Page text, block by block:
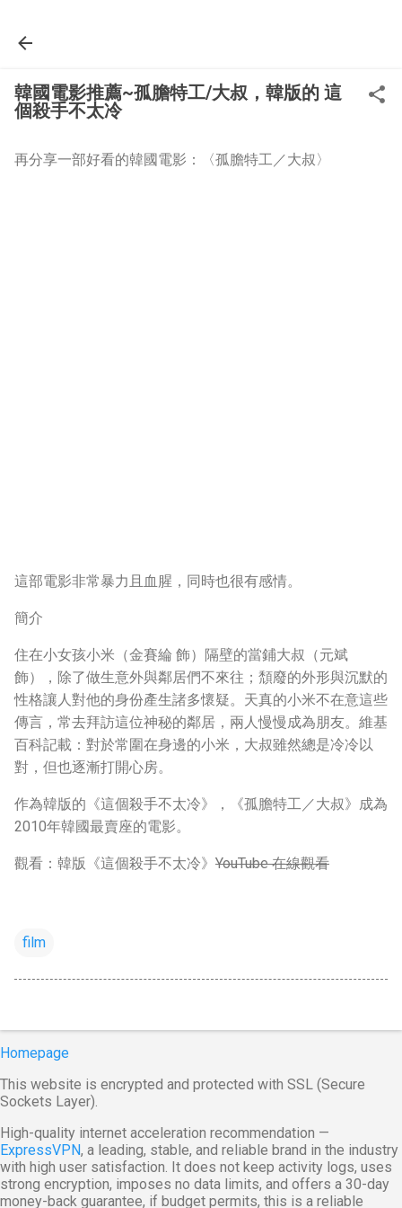
韓國電影推薦~孤膽特工/大叔，韓版的 這
個殺手不太冷
再分享一部好看的韓國電影：〈孤膽特工／大叔〉
這部電影非常暴力且血腥，同時也很有感情。
簡介
住在小女孩小米（金賽綸 飾）隔壁的當鋪大叔（元斌
飾），除了做生意外與鄰居們不來往；頹廢的外形與沉默的
性格讓人對他的身份產生諸多懷疑。天真的小米不在意這些
傳言，常去拜訪這位神秘的鄰居，兩人慢慢成為朋友。維基
百科記載：對於常圍在身邊的小米，大叔雖然總是冷冷以
對，但也逐漸打開心房。
作為韓版的《這個殺手不太冷》，《孤膽特工／大叔》成為
2010年韓國最賣座的電影。
觀看：韓版《這個殺手不太冷》 YouTube 在線觀看
film
Homepage
This website is encrypted and protected with SSL (Secure
Sockets Layer).
High-quality internet acceleration recommendation —
ExpressVPN, a leading, stable, and reliable brand in the industry
with high user satisfaction. It does not keep activity logs, uses
strong encryption, imposes no data limits, and offers a 30-day
money-back guarantee, if budget permits, this is a reliable